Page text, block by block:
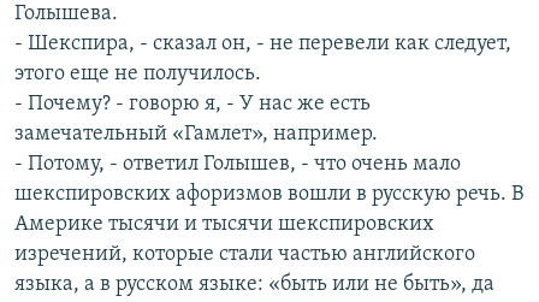
Голышева.
- Шекспира, - сказал он, - не перевели как следует,
этого еще не получилось.
- Почему? - говорю я, - У нас же есть
замечательный «Гамлет», например.
- Потому, - ответил Голышев, - что очень мало
шекспировских афоризмов вошли в русскую речь. В
Америке тысячи и тысячи шекспировских
изречений, которые стали частью английского
языка, а в русском языке: «быть или не быть», да